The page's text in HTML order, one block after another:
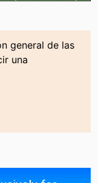
general de las
una